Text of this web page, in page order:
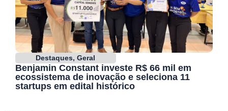
Destaques,Geral
Benjamin Constant investe R$ 66 mil em
ecossistema de inovação e seleciona 11
startups em edital histórico